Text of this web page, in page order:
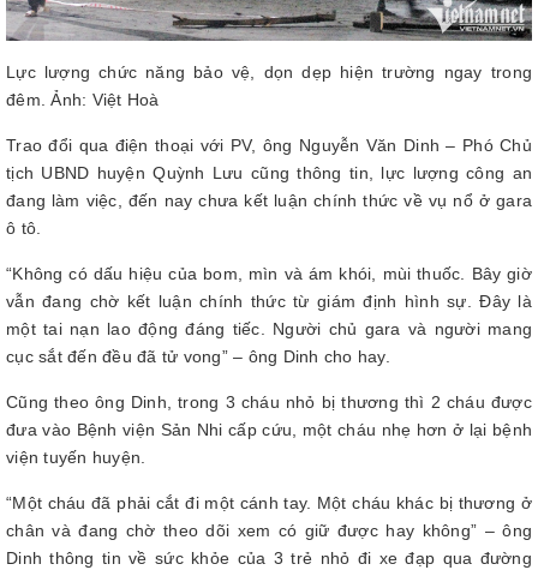
Lực lượng chức năng bảo vệ, dọn dẹp hiện trường ngay trong
đêm. Ảnh: Việt Hoà
Trao đổi qua điện thoại với PV, ông Nguyễn Văn Dinh – Phó Chủ
tịch UBND huyện Quỳnh Lưu cũng thông tin, lực lượng công an
đang làm việc, đến nay chưa kết luận chính thức về vụ nổ ở gara
ô tô.
“Không có dấu hiệu của bom, mìn và ám khói, mùi thuốc. Bây giờ
vẫn đang chờ kết luận chính thức từ giám định hình sự. Đây là
một tai nạn lao động đáng tiếc. Người chủ gara và người mang
cục sắt đến đều đã tử vong” – ông Dinh cho hay.
Cũng theo ông Dinh, trong 3 cháu nhỏ bị thương thì 2 cháu được
đưa vào Bệnh viện Sản Nhi cấp cứu, một cháu nhẹ hơn ở lại bệnh
viện tuyến huyện.
“Một cháu đã phải cắt đi một cánh tay. Một cháu khác bị thương ở
chân và đang chờ theo dõi xem có giữ được hay không” – ông
Dinh thông tin về sức khỏe của 3 trẻ nhỏ đi xe đạp qua đường